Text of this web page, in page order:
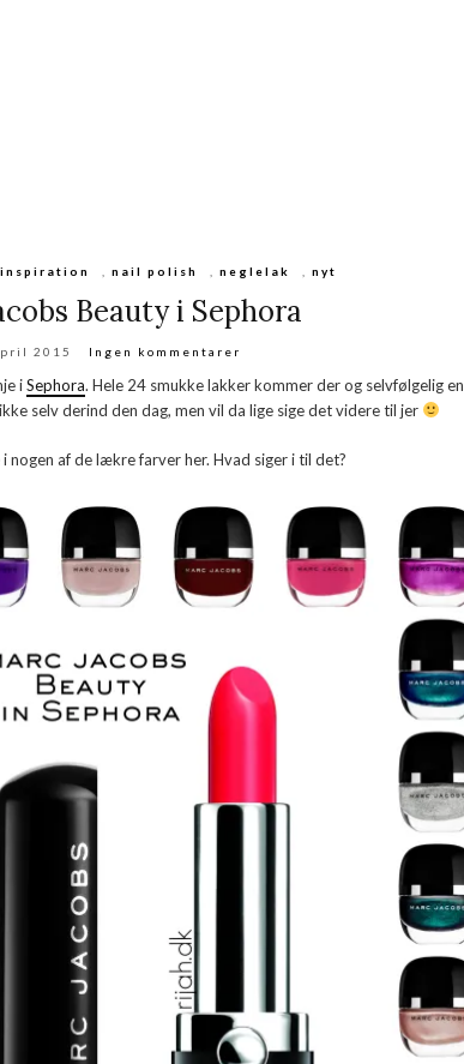
inspiration ,nail polish ,neglelak ,nyt
Beauty i Sephora
2015 Ingen kommentarer
iSephora. Hele 24 smukke lakker kommer der og selvfølgelig en
selv derind den dag, men vil da lige sige det videre til jer
nogen af de lækre farver her. Hvad siger i til det?